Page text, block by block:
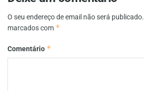
O seu endereço de email não será publicado.
marcados com *
Comentário *